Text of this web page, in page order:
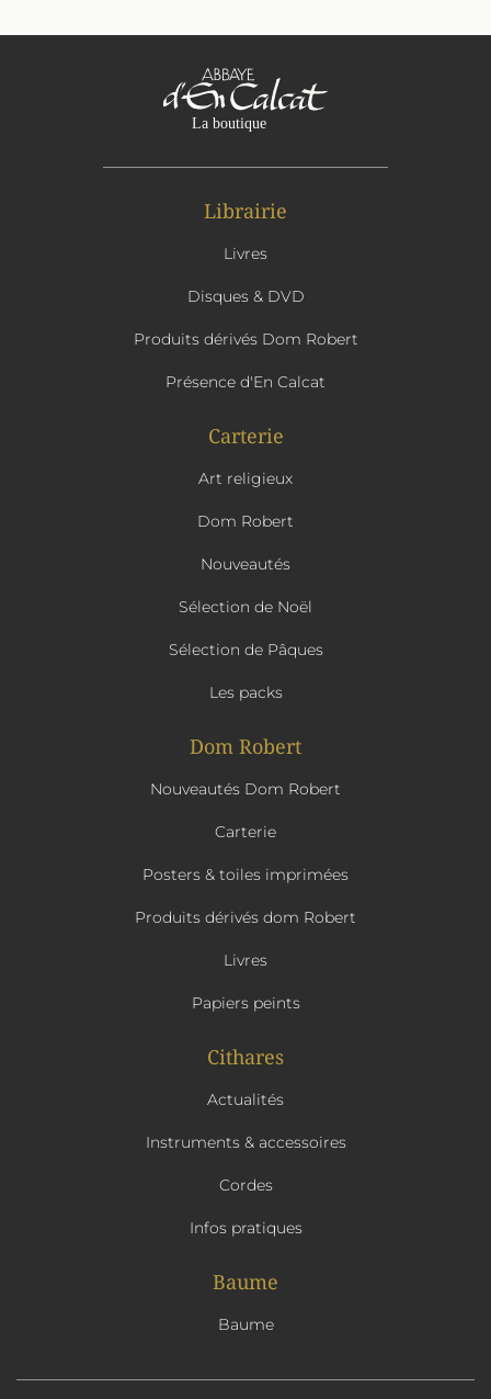
Librairie
Livres
Disques & DVD
Produits dérivés Dom Robert
Présence d'En Calcat
Carterie
Art religieux
Dom Robert
Nouveautés
Sélection de Noël
Sélection de Pâques
Les packs
Dom Robert
Nouveautés Dom Robert
Carterie
Posters & toiles imprimées
Produits dérivés dom Robert
Livres
Papiers peints
Cithares
Actualités
Instruments & accessoires
Cordes
Infos pratiques
Baume
Baume